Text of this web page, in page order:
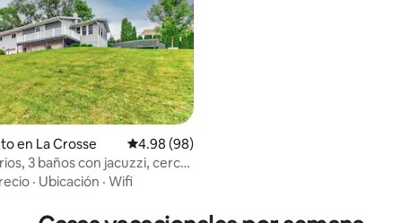
de 5, 34 reseñas
en La Crosse Calificación promedio: 4.98 de 5, 98 reseñas
4.98 (98)
3 baños con jacuzzi, cerca
top
· Ubicación · Wifi